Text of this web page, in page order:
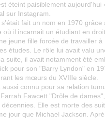
éteint paisiblement aujourd'hui
sur Instagram.
fait un nom en 1970 grâce
où il incarnait un étudiant en
jeune fille forcée de travailler à
études. Le rôle lui avait valu
suite, il avait notamment été
pour son "Barry Lyndon" en
les mœurs du XVIIIe siècle.
aussi connu pour sa relation
Fawcett "Drôle de
Elle est morte des
jour que Michael Jackson.